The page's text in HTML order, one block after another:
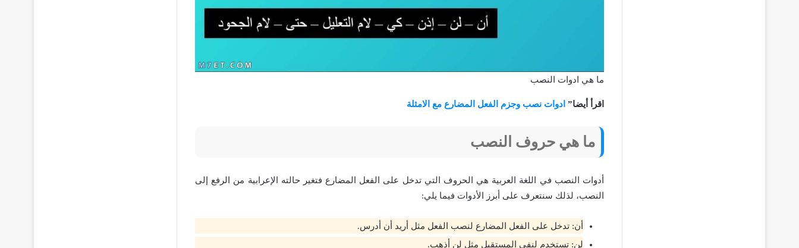
ما هي ادوات النصب
اقرأ أيضا” ادوات نصب وجزم الفعل المضارع مع الامثلة
ما هي حروف النصب
أدوات النصب في اللغة العربية هي الحروف التي تدخل على الفعل المضارع فتغير حالته الإعرابية من الرفع إلى
النصب، لذلك سنتعرف على أبرز الأدوات فيما يلي:
أن: تدخل على الفعل المضارع لنصب الفعل مثل أريد أن أدرس.
لن: تستخدم لنفي المستقبل مثل لن أذهب.